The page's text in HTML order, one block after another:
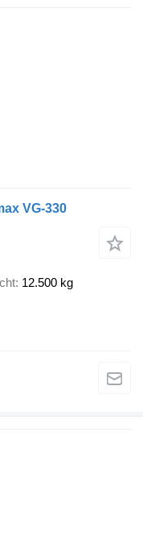
VG-330
12.500 kg